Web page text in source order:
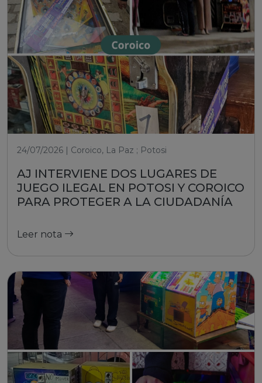
24/07/2026 | Coroico, La Paz ; Potosi
AJ INTERVIENE DOS LUGARES DE
JUEGO ILEGAL EN POTOSI Y COROICO
PARA PROTEGER A LA CIUDADANÍA
Leer nota